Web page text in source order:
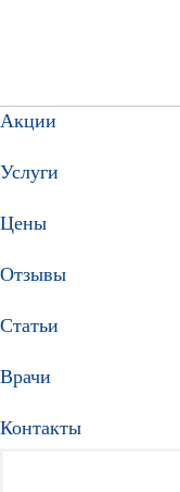
Акции
Услуги
Цены
Отзывы
Статьи
Врачи
Контакты